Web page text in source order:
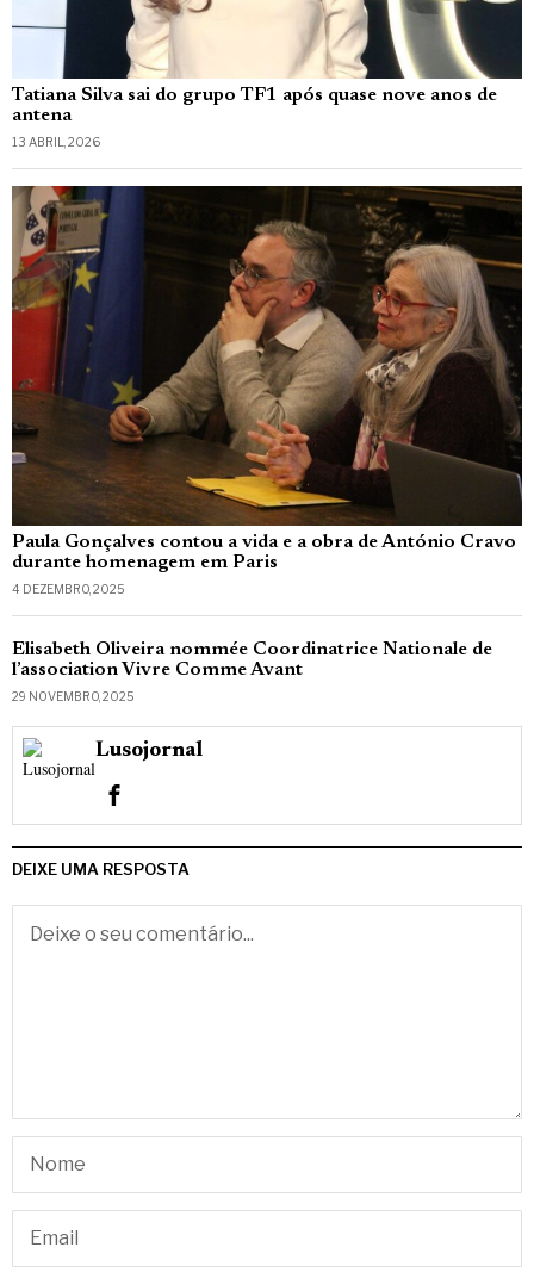
Tatiana Silva sai do grupo TF1 após quase nove anos de
antena
13 ABRIL, 2026
Paula Gonçalves contou a vida e a obra de António Cravo
durante homenagem em Paris
4 DEZEMBRO, 2025
Elisabeth Oliveira nommée Coordinatrice Nationale de
l’association Vivre Comme Avant
29 NOVEMBRO, 2025
Lusojornal
DEIXE UMA RESPOSTA